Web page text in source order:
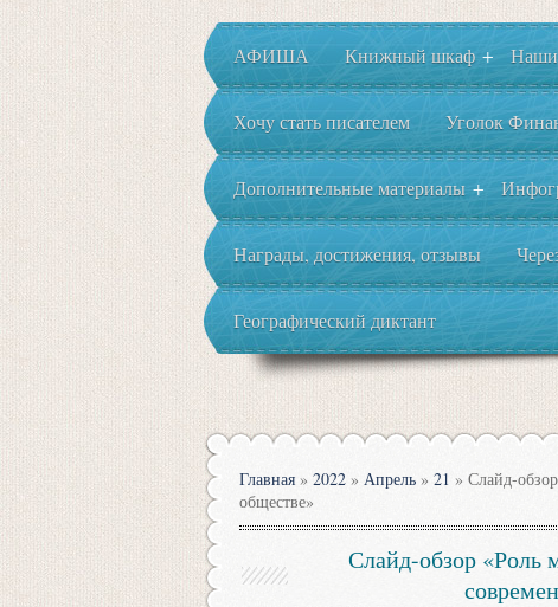
АФИША Книжный шкаф + Наши
Хочу стать писателем Уголок
Дополнительные материалы +
Награды, достижения, отзывы
Географический диктант
Главная » 2022 » Апрель » 21 » Слайд-
обществе»
Слайд-обзор «Роль